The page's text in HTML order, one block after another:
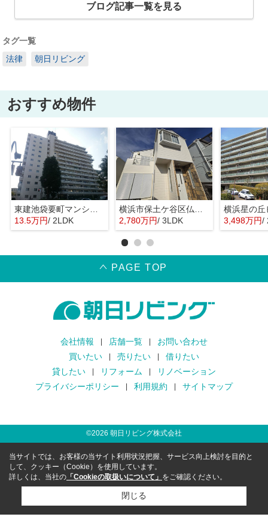
ブログ記事一覧を見る
タグ一覧
法律
朝日リビング
おすすめ物件
13.5万円/ 2LDK
2,780万円/ 3LDK 3,498万円/
PAGE TOP
会社情報 店舗一覧
お問い合わせ
買いたい
売りたい
借りたい
貸したい
リフォーム
リノベーション
プライバシーポリシー
利用規約 サイトマップ
©2026 朝日リビング株式会社
当サイトでは、お客様の当サイト利用状況把握、サービス向上検討を目的と
して、クッキー（Cookie）を使用しています。
詳しくは、当社の 「Cookieの取扱いについて」 をご確認ください。
閉じる